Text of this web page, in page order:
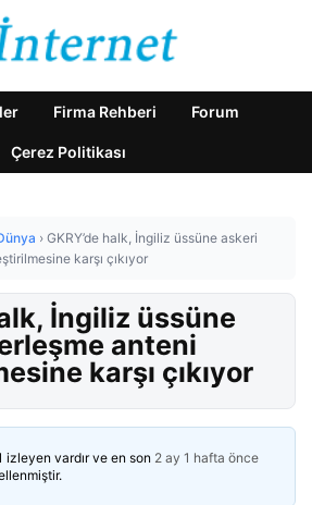
Firma Rehberi Forum
Çerez Politikası
› GKRY’de halk, İngiliz üssüne askeri
karşı çıkıyor
İngiliz üssüne
anteni
karşı çıkıyor
izleyen vardır ve en son 2 ay 1 hafta önce